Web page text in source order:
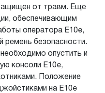
от травм. Еще
обеспечивающим
оператора E10e,
ремень безопасности.
опустить и
консоли E10e,
Положение
на E10e